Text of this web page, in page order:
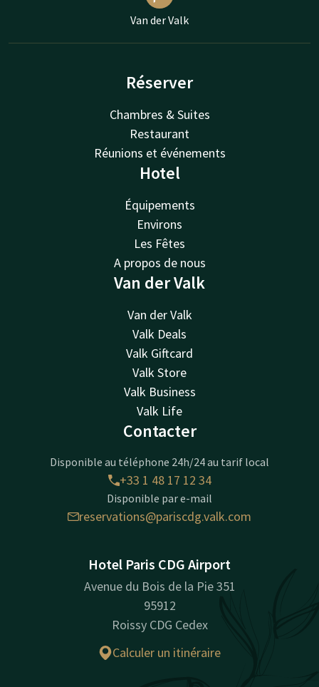
Van der Valk
Réserver
Chambres & Suites
Restaurant
Réunions et événements
Hotel
Équipements
Environs
Les Fêtes
A propos de nous
Van der Valk
Van der Valk
Valk Deals
Valk Giftcard
Valk Store
Valk Business
Valk Life
Contacter
Disponible au téléphone 24h/24 au tarif local
+33 1 48 17 12 34
Disponible par e-mail
reservations@pariscdg.valk.com
Hotel Paris CDG Airport
Avenue du Bois de la Pie 351
95912
Roissy CDG Cedex
Calculer un itinéraire